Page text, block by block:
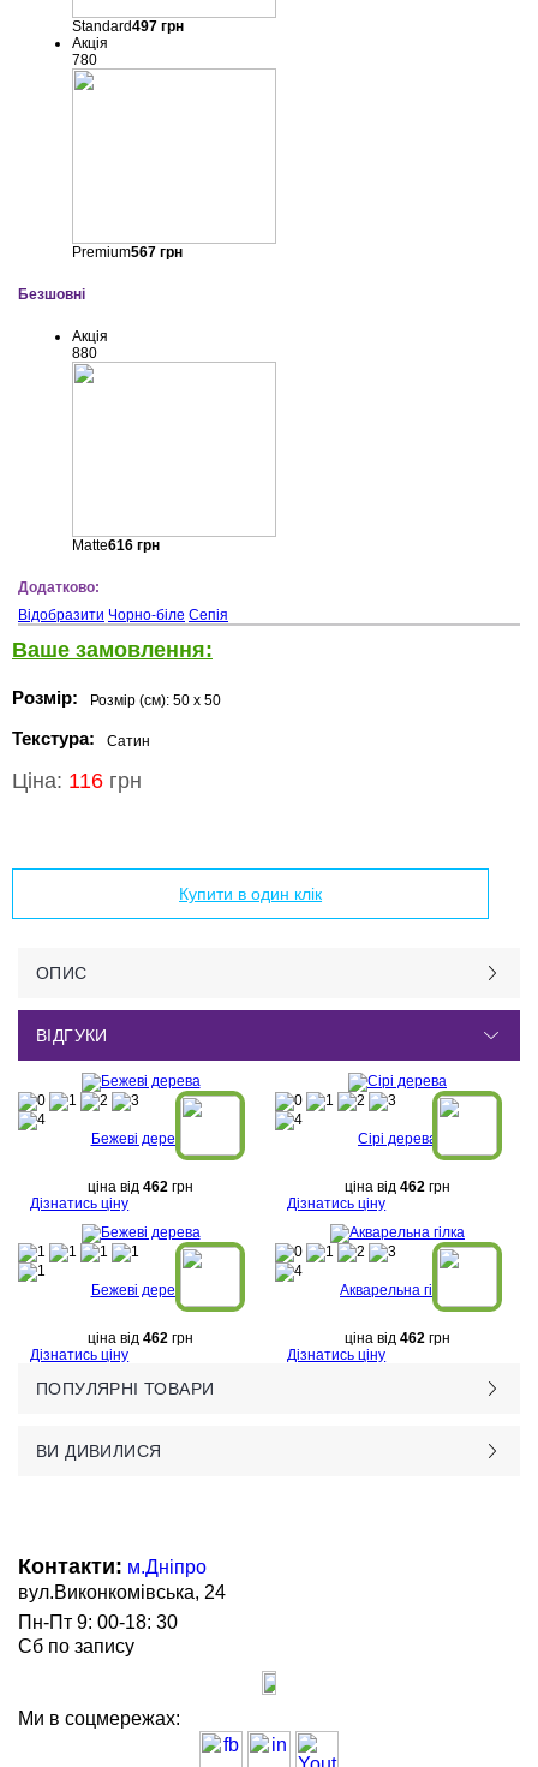
Standard497грн
Акція
780
Premium567грн
Безшовні
Акція
880
Matte616грн
Додатково:
Відобразити Чорно-біле Сепія
Ваше замовлення:
Розмір: Розмір (см): 50 x 50
Текстура: Сатин
Ціна: 116 грн
Купити в один клік
ОПИС
ВІДГУКИ
Бежеві дерева
ціна від 462 грн
Дізнатись ціну
Сірі дерева
ціна від 462 грн
Дізнатись ціну
Бежеві дерева
ціна від 462 грн
Дізнатись ціну
Акварельна гілка
ціна від 462 грн
Дізнатись ціну
ПОПУЛЯРНІ ТОВАРИ
ВИ ДИВИЛИСЯ
Контакти: м.Дніпро
вул.Виконкомівська, 24
Пн-Пт 9: 00-18: 30
Сб по запису
Ми в соцмережах: